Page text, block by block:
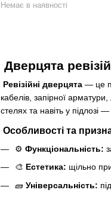
Дверцята
Ревізійні дверцята — це
кабелів, запірної
стелях та навіть у підлозі
Особливості та
⚙️ Функціональність:
🎨 Естетика: щільно
🧱 Універсальність:
Немає в наявності